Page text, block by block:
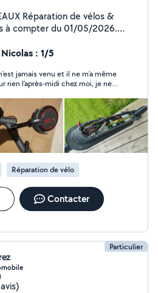
vélos &
à compter du 01/05/2026.
un service simple et
Atelier à mon
Diagnostic et
sérieux, rapide et soigné
Freins Réglages / entretien
complètes Intervention
ce soit pour
je m'occupe de tout.
pour un devis ou un rendez-
: 1/5
jamais venu et il ne m’a même
rien l’après-midi chez moi, je ne
Réparation de vélo
Contacter
Particulier